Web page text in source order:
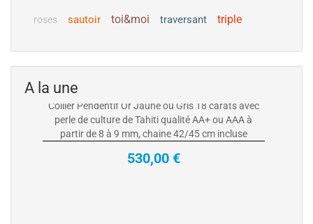
roses sautoir toi&moi traversant triple
A la une
culture de Tahiti
Collier Pendentif Or Jaune ou Gris 18 carats avec
partir de 8 à 9 mm, chaine 42/45 cm incluse
530,00 €